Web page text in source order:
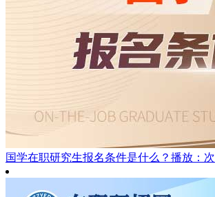
国学在职研究生报名条件是什么？ 播放：次